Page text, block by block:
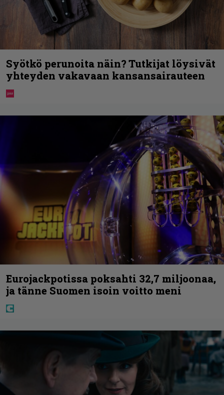
Syötkö perunoita näin? Tutkijat löysivät
yhteyden vakavaan kansansairauteen
Eurojackpotissa poksahti 32,7 miljoonaa,
ja tänne Suomen isoin voitto meni